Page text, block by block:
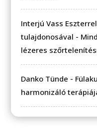
Interjú Vass
tulajdonosával -
lézeres
Danko Tünde -
harmonizáló